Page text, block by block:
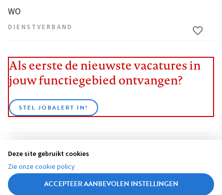
WO
DIENSTVERBAND
Als eerste de nieuwste vacatures in
jouw functiegebied ontvangen?
STEL JOBALERT IN!
BEKIJK ALLE VACATURES
Deze site gebruikt cookies
Zie onze cookie policy
ACCEPTEER AANBEVOLEN INSTELLINGEN